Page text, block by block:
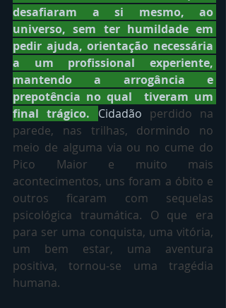
desafiaram a si mesmo, ao
universo, sem ter humildade em
pedir ajuda, orientação necessária
a um profissional experiente,
mantendo a arrogância e
prepotência no qual  tiveram um
final trágico. Cidadão perdido na
parede, nas trilhas, dormindo no
meio de alguma via ou no cume do
Pico Maior e muito mais
acontecimentos, uns foram a óbito e
outros ficaram com sequelas
psicológica traumática. O que era
para ser uma conquista, uma vitória,
um bem estar, uma aventura
positiva, tornou-se uma tragédia
humana.